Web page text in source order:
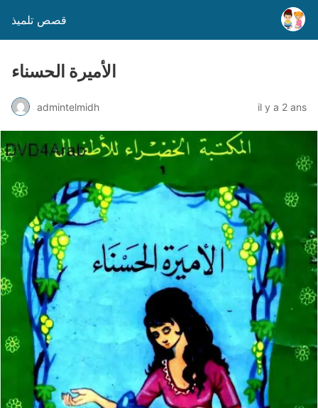
قصص تلميذ
الأميرة الحسناء
admintelmidh il y a 2 ans